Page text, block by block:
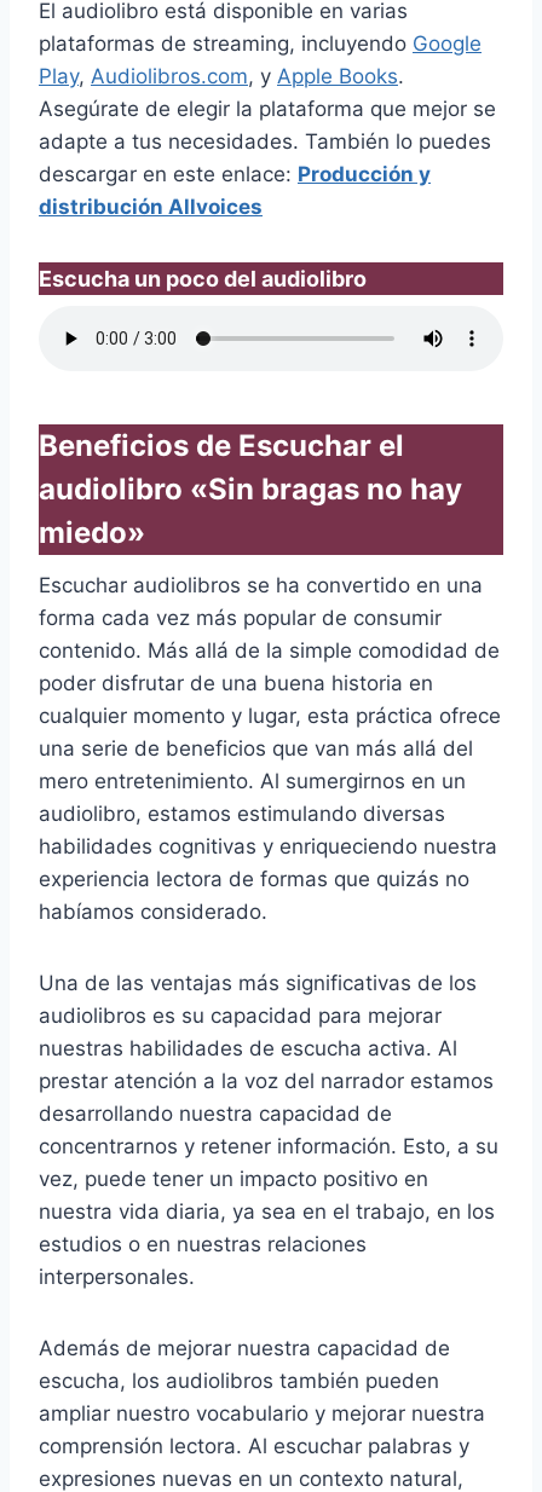
El audiolibro está disponible en varias
plataformas de streaming, incluyendo Google
Play, Audiolibros.com, y Apple Books.
Asegúrate de elegir la plataforma que mejor se
adapte a tus necesidades. También lo puedes
descargar en este enlace: Producción y
distribución Allvoices
Escucha un poco del audiolibro
Beneficios de Escuchar el
audiolibro «Sin bragas no hay
miedo»
Escuchar audiolibros se ha convertido en una
forma cada vez más popular de consumir
contenido. Más allá de la simple comodidad de
poder disfrutar de una buena historia en
cualquier momento y lugar, esta práctica ofrece
una serie de beneficios que van más allá del
mero entretenimiento. Al sumergirnos en un
audiolibro, estamos estimulando diversas
habilidades cognitivas y enriqueciendo nuestra
experiencia lectora de formas que quizás no
habíamos considerado.
Una de las ventajas más significativas de los
audiolibros es su capacidad para mejorar
nuestras habilidades de escucha activa. Al
prestar atención a la voz del narrador estamos
desarrollando nuestra capacidad de
concentrarnos y retener información. Esto, a su
vez, puede tener un impacto positivo en
nuestra vida diaria, ya sea en el trabajo, en los
estudios o en nuestras relaciones
interpersonales.
Además de mejorar nuestra capacidad de
escucha, los audiolibros también pueden
ampliar nuestro vocabulario y mejorar nuestra
comprensión lectora. Al escuchar palabras y
expresiones nuevas en un contexto natural,